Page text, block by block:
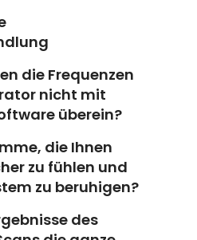
die Frequenzen
nicht mit
überein?
die Ihnen
zu fühlen und
zu beruhigen?
des